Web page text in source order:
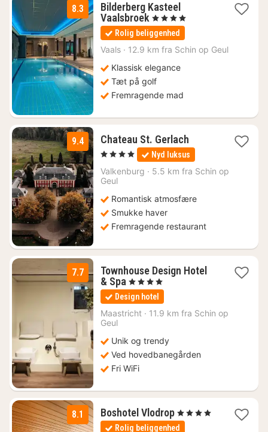
8.3
Bilderberg Kasteel
Vaalsbroek 1
nat
fra
734
, 4 Stjerner
Rolig beliggenhed
Vaals · 12.9 km fra Schin op Geul
Klassisk elegance
Tæt på golf
Fremragende mad
9.4 Chateau St. Gerlach1
nat
fra
1585
, 4 Stjerner Nyd luksus
Valkenburg · 5.5 km fra Schin op
Geul
Romantisk atmosfære
Smukke haver
Fremragende restaurant
7.7
Townhouse Design Hotel
& Spa 1
nat
fra
686
, 4 Stjerner
Design hotel
Maastricht · 11.9 km fra Schin op
Geul
Unik og trendy
Ved hovedbanegården
Fri WiFi
8.1 Boshotel Vlodrop1
nat
, 4 Stjerner
Rolig beliggenhed